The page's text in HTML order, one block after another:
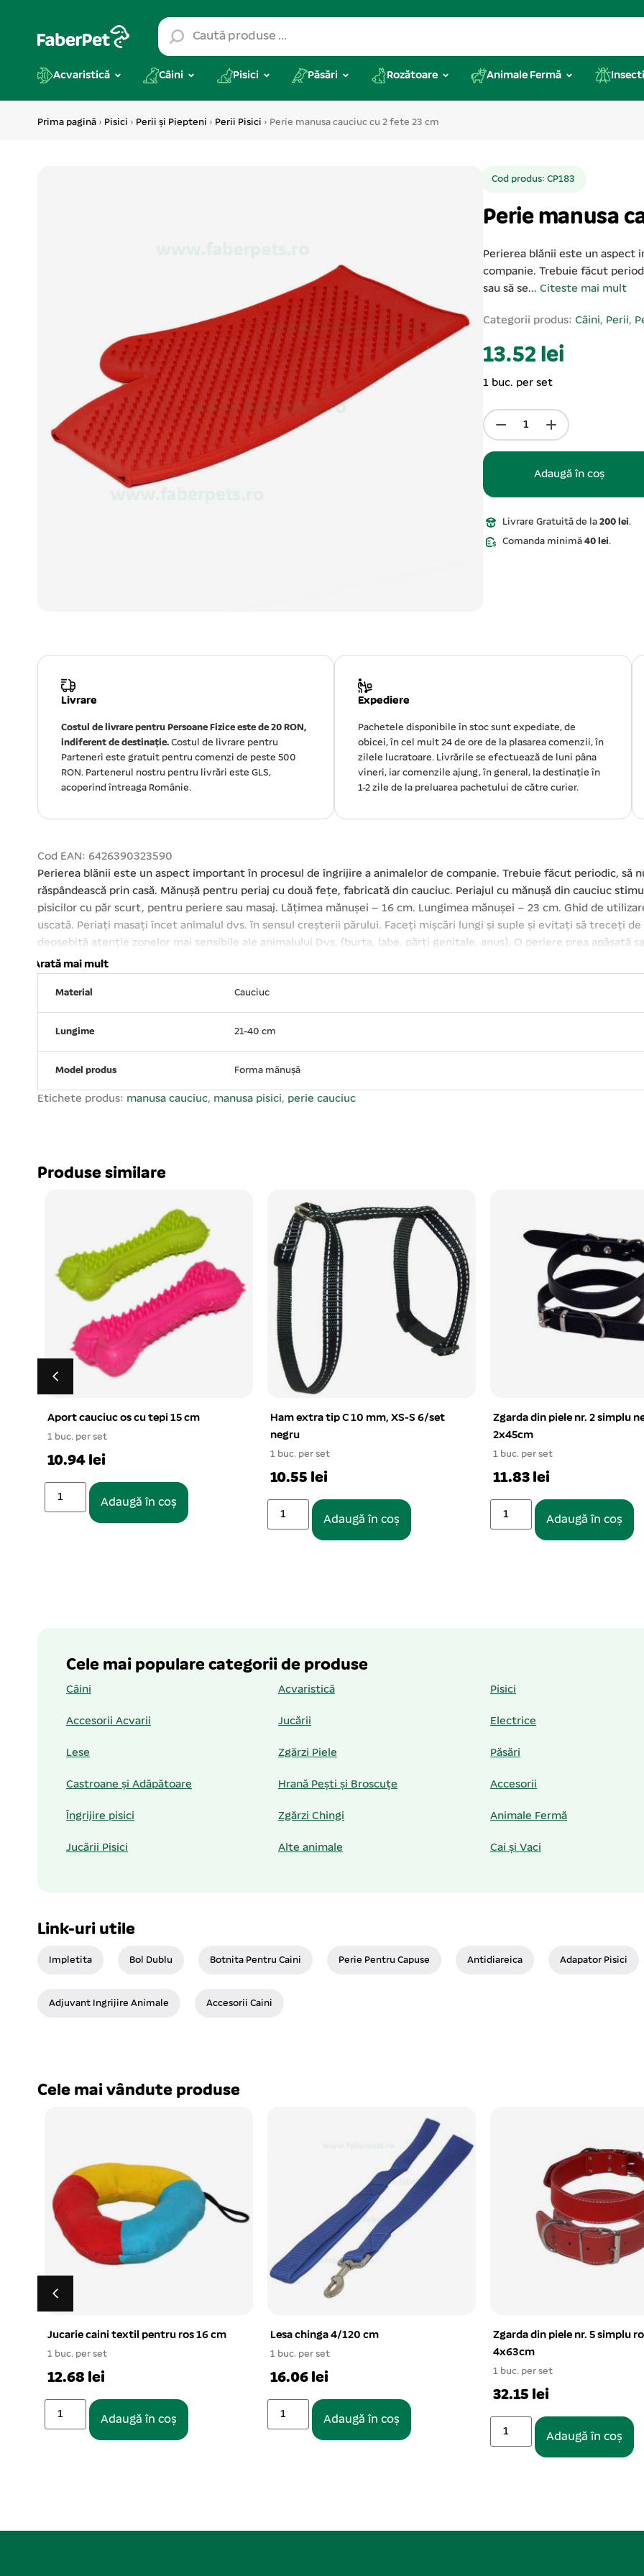
Acvaristică Câini Pisici Păsări Rozătoare Animale Fermă
Prima pagină › Pisici › Perii și Piepteni › Perii Pisici › Perie manusa cauciuc cu 2 fete 23 cm
Cod produs: CP183
Perie manusa
Perierea blănii este un aspect
companie. Trebuie făcut
sau să se... Citeste mai mult
Categorii produs: Câini, Perii,
13.52 lei
1 buc. per set
Adaugă în coș
Livrare Gratuită de la 200 lei.
Comanda minimă 40 lei.
Livrare
Costul de livrare pentru Persoane Fizice este de 20 RON,
indiferent de destinație. Costul de livrare pentru
Parteneri este gratuit pentru comenzi de peste 500
RON. Partenerul nostru pentru livrări este GLS,
acoperind întreaga Românie.
Expediere
Pachetele disponibile în stoc sunt expediate, de
obicei, în cel mult 24 de ore de la plasarea comenzii, în
zilele lucratoare. Livrările se efectuează de luni pâna
vineri, iar comenzile ajung, în general, la destinație în
1-2 zile de la preluarea pachetului de către curier.
Cod EAN: 6426390323590
Perierea blănii este un aspect important în procesul de îngrijire a animalelor de companie. Trebuie făcut periodic, să
răspândească prin casă. Mănușă pentru periaj cu două fețe, fabricată din cauciuc. Periajul cu mănușă din cauciuc
pisicilor cu păr scurt, pentru periere sau masaj. Lățimea mănușei – 16 cm. Lungimea mănușei – 23 cm. Ghid de
uscată. Periați masați încet animalul dvs. în sensul creșterii părului. Faceți mișcări lungi și suple și evitați să treceți
deosebită atenție zonelor mai sensibile ale animalului Dvs. (burta, labe, părți genitale, anus). O periere prea apăsată
sau înroșire a pielii încetați imediat să folosiți peria. Evitați să vă sprijiniți pe animal atunci când îl pieptănați.
Arată mai mult
Material Cauciuc
Lungime 21-40 cm
Model produs Forma mănușă
Etichete produs: manusa cauciuc, manusa pisici, perie cauciuc
Produse similare
Ham extra tip C 10 mm, XS-S 6/set
negru
1 buc. per set
10.55 lei
Zgarda din piele nr. 2 simplu negru
2x45cm
1 buc. per set
11.83 lei
Adaugă în coș
Jucarie pisici soricel plus cu
cm
6 buc. per set
2.74 lei
Adaugă în coș
Cele mai populare categorii de produse
Câini Acvaristică Pisici
Accesorii Acvarii Jucării Electrice
Lese Zgărzi Piele Păsări
Castroane și Adăpătoare Hrană Pești și Broscuțe Accesorii
Îngrijire pisici Zgărzi Chingi Animale Fermă
Jucării Pisici Alte animale Cai și Vaci
Link-uri utile
Impletita Bol Dublu Botnita Pentru Caini Perie Pentru Capuse Antidiareica Adapator Pisici
Adjuvant Ingrijire Animale Accesorii Caini
Cele mai vândute produse
Lesa chinga 4/120 cm
1 buc. per set
16.06 lei
Adaugă în coș
Zgarda din piele nr. 5 simplu rosu
4x63cm
1 buc. per set
32.15 lei
Castron plastic rotund simplu
1 buc. per set
7.53 lei
Adaugă în coș